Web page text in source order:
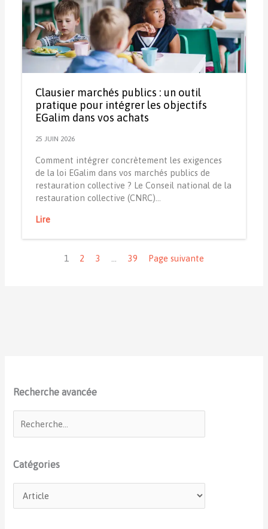
Clausier marchés publics : un outil
pratique pour intégrer les objectifs
EGalim dans vos achats
25 JUIN 2026
Comment intégrer concrètement les exigences
de la loi EGalim dans vos marchés publics de
restauration collective ? Le Conseil national de la
restauration collective (CNRC)…
Lire
1
2 3 39 Page suivante
Recherche avancée
Catégories